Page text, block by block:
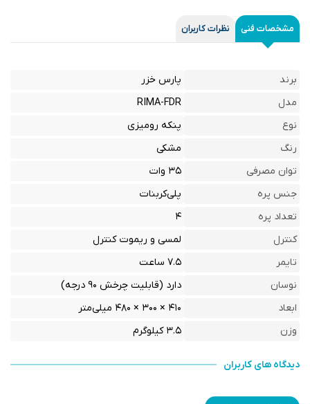
مشخصات فنی نظرات کاربران
برند
پارس خزر
مدل
RIMA-FDR
نوع
پنکه رومیزی
رنگ
مشکی
توان مصرفی
۳۵ وات
جنس پره
پلی‌کربنات
تعداد پره
۴
کنترل
لمسی و ریموت کنترل
تایمر
۷.۵ ساعت
نوسان
دارد (قابلیت چرخش ۹۰ درجه)
ابعاد
۴۱۰ × ۳۰۰ × ۴۸۰ میلی‌متر
وزن
۳.۵ کیلوگرم
دیدگاه های کاربران